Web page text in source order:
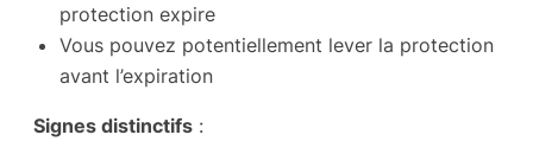
protection expire
Vous pouvez potentiellement lever la protection
avant l’expiration
Signes distinctifs :